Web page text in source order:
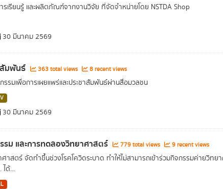
เรียนรู้ และผลิตภัณฑ์จากงานวิจัย ที่จัดจำหน่ายโดย NSTDA Shop
30 มีนาคม 2569
สัมพันธ์ 363 total views 8 recent views
รรมเพื่อการเผยแพร่และประชาสัมพันธ์ผ่านสื่อมวลชน
30 มีนาคม 2569
รม และการทดลองวิทยาศาสตร์ 779 total views 9 recent views
สตร์ จัดทำขึ้นช่วงโรคโควิดระบาด ทำให้ไม่สามารถเข้าร่วมกิจกรรมค่ายวิทย
ด้...